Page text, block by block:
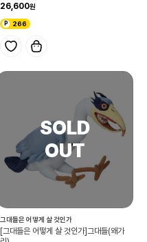
26,600
266
그대들은 어떻게 살 것인가
[그대들은 어떻게 살 것인가]그대들(왜가